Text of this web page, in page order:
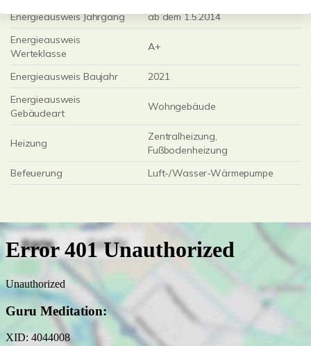
Energieausweis Jahrgang
ab dem 1.5.2014
Energieausweis
Werteklasse
A+
Energieausweis Baujahr
2021
Energieausweis
Gebäudeart
Wohngebäude
Heizung
Zentralheizung,
Fußbodenheizung
Befeuerung
Luft-/Wasser-Wärmepumpe